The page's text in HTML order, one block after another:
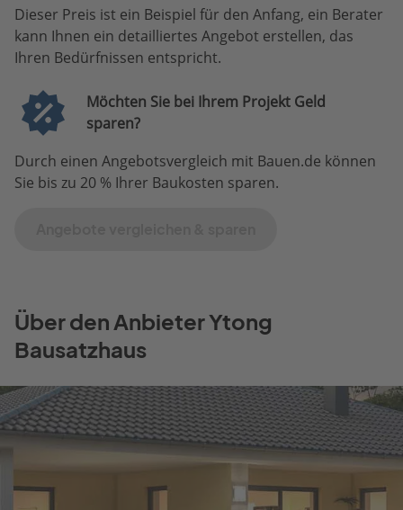
Dieser Preis ist ein Beispiel für den Anfang, ein Berater
kann Ihnen ein detailliertes Angebot erstellen, das
Ihren Bedürfnissen entspricht.
Möchten Sie bei Ihrem Projekt Geld
sparen?
Durch einen Angebotsvergleich mit Bauen.de können
Sie bis zu 20 % Ihrer Baukosten sparen.
Über den Anbieter Ytong
Bausatzhaus